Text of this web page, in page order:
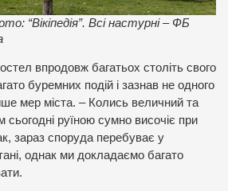
“Вікіпедія”. Всі настурні – ФБ
впродовж багатьох століть свого
буремних подій і зазнав не одного
мер міста. – Колись величний та
руїною сумно височіє при
зараз споруда перебуває у
однак ми докладаємо багато